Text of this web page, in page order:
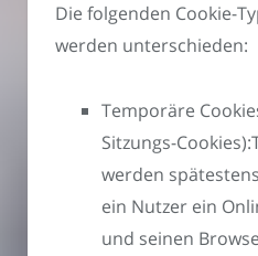
Die folgenden Cookie-
werden unterschieden:
Temporäre
Sitzungs-
werden
ein Nutzer ein
und seinen